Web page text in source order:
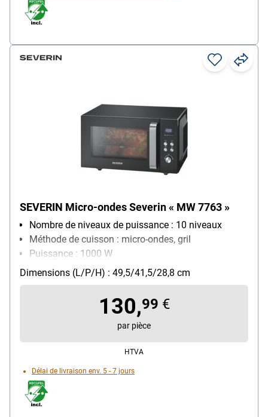
SEVERIN Micro-ondes Severin « MW 7763 »
Nombre de niveaux de puissance : 10 niveaux
Méthode de cuisson : micro-ondes, gril
Puissance : 1000 W
Équipement four micro-ondes : grille, éclairage
intérieur, heure
Dimensions (L/P/H) : 49,5/41,5/28,8 cm
130,99 €
par pièce
HTVA
Délai de livraison env. 5 - 7 jours